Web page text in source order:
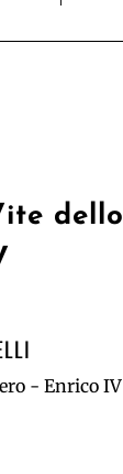
dello
- Enrico IV